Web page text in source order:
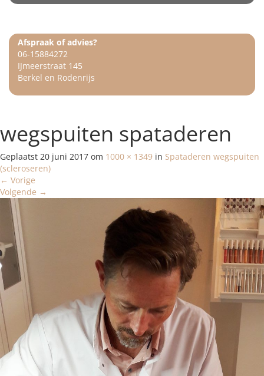
Afspraak of advies?
06-15884272
IJmeerstraat 145
Berkel en Rodenrijs
wegspuiten spataderen
Geplaatst 20 juni 2017 om 1000 × 1349 in Spataderen wegspuiten
(scleroseren)
← Vorige
Volgende →